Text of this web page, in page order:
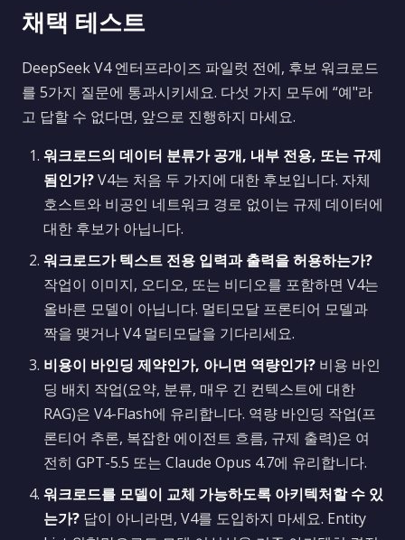
채택 테스트
DeepSeek V4 엔터프라이즈 파일럿 전에, 후보 워크로드
를 5가지 질문에 통과시키세요. 다섯 가지 모두에 “예"라
고 답할 수 없다면, 앞으로 진행하지 마세요.
워크로드의 데이터 분류가 공개, 내부 전용, 또는 규제
됨인가?V4는 처음 두 가지에 대한 후보입니다. 자체
호스트와 비공인 네트워크 경로 없이는 규제 데이터에
대한 후보가 아닙니다.
워크로드가 텍스트 전용 입력과 출력을 허용하는가?
작업이 이미지, 오디오, 또는 비디오를 포함하면 V4는
올바른 모델이 아닙니다. 멀티모달 프론티어 모델과
짝을 맺거나 V4 멀티모달을 기다리세요.
비용이 바인딩 제약인가, 아니면 역량인가? 비용 바인
딩 배치 작업(요약, 분류, 매우 긴 컨텍스트에 대한
RAG)은 V4-Flash에 유리합니다. 역량 바인딩 작업(프
론티어 추론, 복잡한 에이전트 흐름, 규제 출력)은 여
전히 GPT-5.5 또는 Claude Opus 4.7에 유리합니다.
워크로드를 모델이 교체 가능하도록 아키텍처할 수 있
는가? 답이 아니라면, V4를 도입하지 마세요. Entity